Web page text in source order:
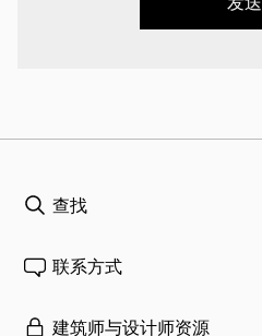
查找
联系方式
建筑师与设计师资源